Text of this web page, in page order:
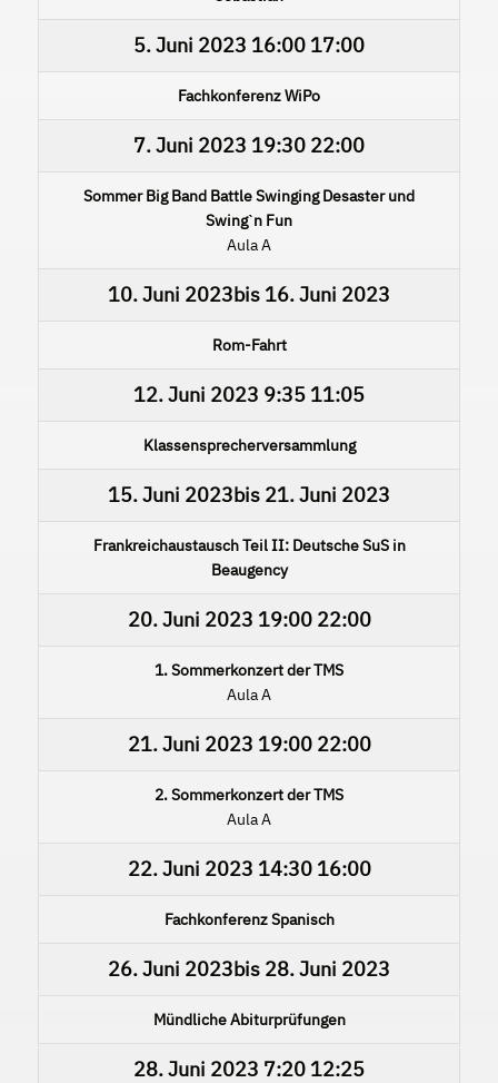
5. Juni 2023 16:00 17:00
Fachkonferenz WiPo
7. Juni 2023 19:30 22:00
Sommer Big Band Battle Swinging Desaster und
Swingˋn Fun
Aula A
10. Juni 2023bis 16. Juni 2023
Rom-Fahrt
12. Juni 2023 9:35 11:05
Klassensprecherversammlung
15. Juni 2023bis 21. Juni 2023
Frankreichaustausch Teil II: Deutsche SuS in
Beaugency
20. Juni 2023 19:00 22:00
1. Sommerkonzert der TMS
Aula A
21. Juni 2023 19:00 22:00
2. Sommerkonzert der TMS
Aula A
22. Juni 2023 14:30 16:00
Fachkonferenz Spanisch
26. Juni 2023bis 28. Juni 2023
Mündliche Abiturprüfungen
28. Juni 2023 7:20 12:25